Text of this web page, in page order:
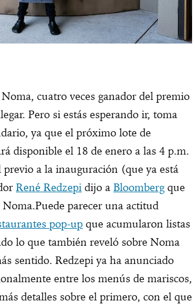
cuatro veces ganador del premio
Pero si estás esperando ir, toma
ya que el próximo lote de
disponible el 18 de enero a las 4 p.m.
a la inauguración (que ya está
René Redzepi dijo a Bloomberg que
Noma.Puede parecer una actitud
pop-up que acumularon listas
lo que también reveló sobre Noma
sentido. Redzepi ya ha anunciado
entre los menús de mariscos,
detalles sobre el primero, con el que